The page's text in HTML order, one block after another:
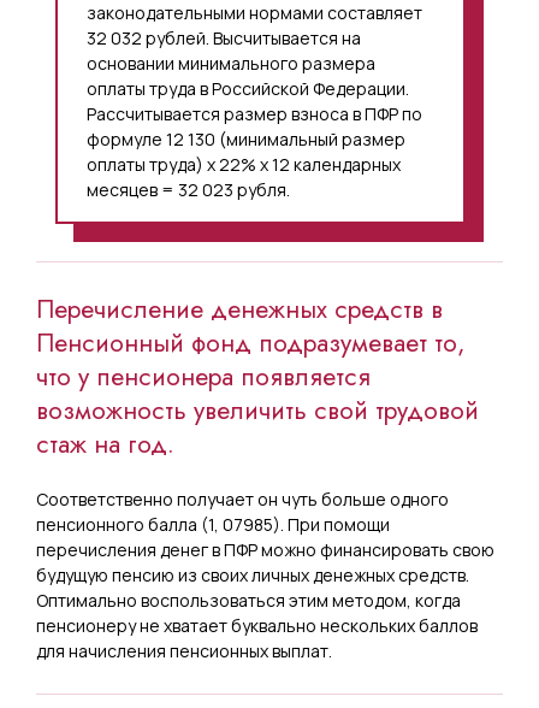
законодательными нормами составляет
32 032 рублей. Высчитывается на
основании минимального размера
оплаты труда в Российской Федерации.
Рассчитывается размер взноса в ПФР по
формуле 12 130 (минимальный размер
оплаты труда) х 22% х 12 календарных
месяцев = 32 023 рубля.
Перечисление денежных средств в
Пенсионный фонд подразумевает то,
что у пенсионера появляется
возможность увеличить свой трудовой
стаж на год.
Соответственно получает он чуть больше одного
пенсионного балла (1, 07985). При помощи
перечисления денег в ПФР можно финансировать свою
будущую пенсию из своих личных денежных средств.
Оптимально воспользоваться этим методом, когда
пенсионеру не хватает буквально нескольких баллов
для начисления пенсионных выплат.